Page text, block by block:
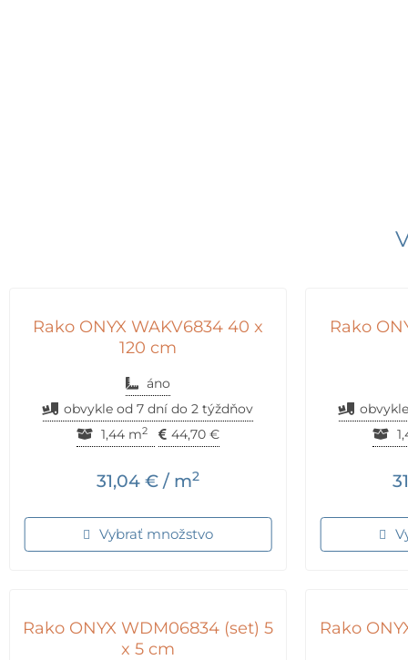
Rako ONYX WAKV6834 40 x
120 cm
áno
obvykle od 7 dní do 2 týždňov
1,44 m2 44,70 €
31,04 € / m2
Vybrať množstvo
Rako
Rako ONYX WDM06834 (set) 5
x 5 cm
Rako